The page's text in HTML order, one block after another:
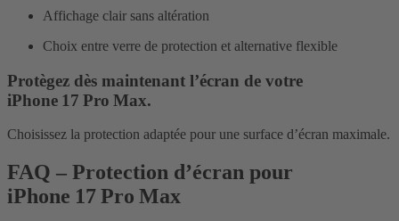
Affichage clair sans altération
Choix entre verre de protection et alternative flexible
Protègez dès maintenant l’écran de votre
iPhone 17 Pro Max.
Choisissez la protection adaptée pour une surface d’écran maximale.
FAQ – Protection d’écran pour
iPhone 17 Pro Max